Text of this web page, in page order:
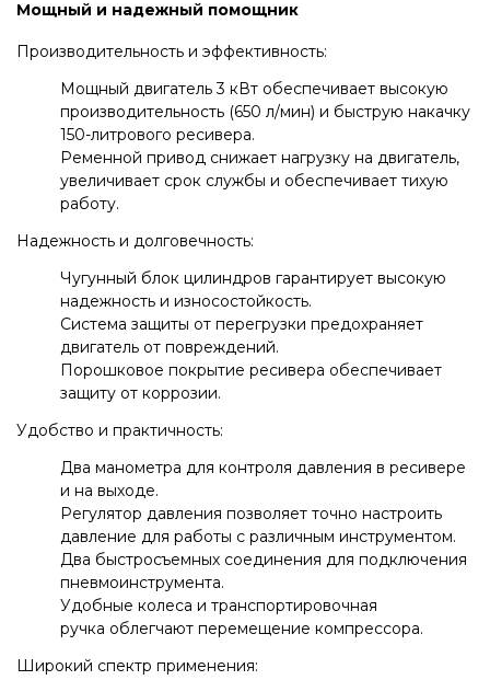
Мощный и надежный помощник
Производительность и эффективность:
Мощный двигатель 3 кВт обеспечивает высокую
производительность (650 л/мин) и быструю накачку
150-литрового ресивера.
Ременной привод снижает нагрузку на двигатель,
увеличивает срок службы и обеспечивает тихую
работу.
Надежность и долговечность:
Чугунный блок цилиндров гарантирует высокую
надежность и износостойкость.
Система защиты от перегрузки предохраняет
двигатель от повреждений.
Порошковое покрытие ресивера обеспечивает
защиту от коррозии.
Удобство и практичность:
Два манометра для контроля давления в ресивере
и на выходе.
Регулятор давления позволяет точно настроить
давление для работы с различным инструментом.
Два быстросъемных соединения для подключения
пневмоинструмента.
Удобные колеса и транспортировочная
ручка облегчают перемещение компрессора.
Широкий спектр применения: